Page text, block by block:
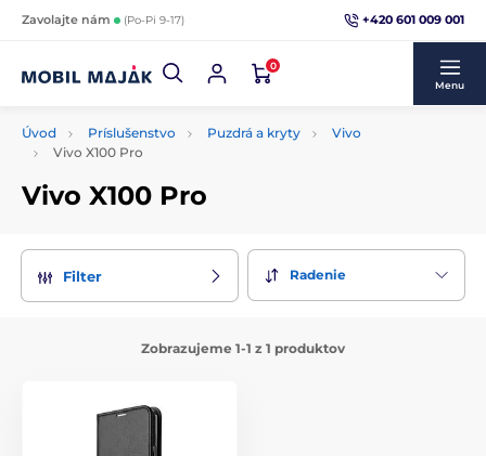
Zavolajte nám (Po-Pi 9-17) +420 601 009 001
0
Menu
Úvod Príslušenstvo Puzdrá a kryty
Vivo
Vivo X100 Pro
Vivo X100 Pro
Filter Radenie
Zobrazujeme 1-1 z 1 produktov